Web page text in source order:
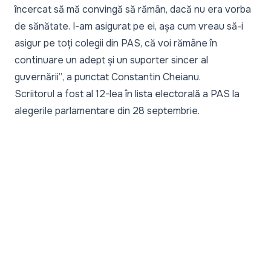
încercat să mă convingă să rămân, dacă nu era vorba
de sănătate. I-am asigurat pe ei, așa cum vreau să-i
asigur pe toți colegii din PAS, că voi rămâne în
continuare un adept și un suporter sincer al
guvernării”, a punctat Constantin Cheianu.
Scriitorul a fost al 12-lea în lista electorală a PAS la
alegerile parlamentare din 28 septembrie.